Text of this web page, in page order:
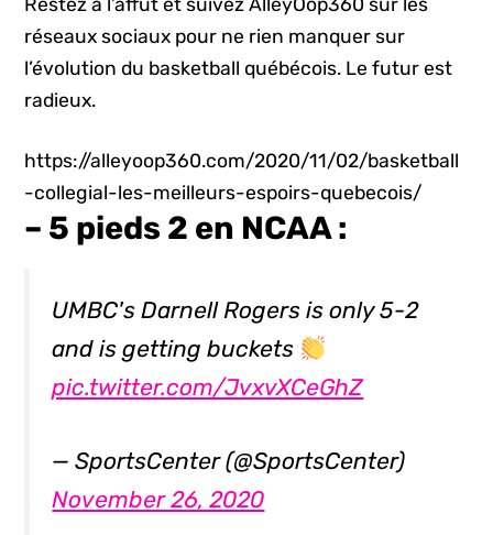
Restez à l’affût et suivez AlleyOop360 sur les
réseaux sociaux pour ne rien manquer sur
l’évolution du basketball québécois. Le futur est
radieux.
https://alleyoop360.com/2020/11/02/basketball
-collegial-les-meilleurs-espoirs-quebecois/
– 5 pieds 2 en NCAA :
UMBC's Darnell Rogers is only 5-2
and is getting buckets
pic.twitter.com/JvxvXCeGhZ
— SportsCenter (@SportsCenter)
November 26, 2020